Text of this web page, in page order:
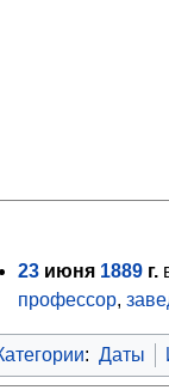
23 июня 1889г.
профессор,
: Даты